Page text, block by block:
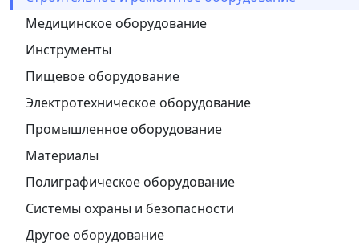
Медицинское оборудование
Инструменты
Пищевое оборудование
Электротехническое оборудование
Промышленное оборудование
Материалы
Полиграфическое оборудование
Системы охраны и безопасности
Другое оборудование